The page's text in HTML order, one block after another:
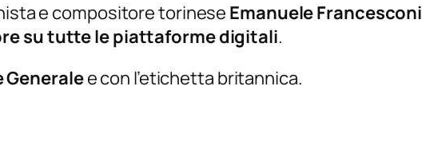
e compositore torinese Emanuele Francesconi
su tutte le piattaforme digitali.
Generalee con l’etichetta britannica.